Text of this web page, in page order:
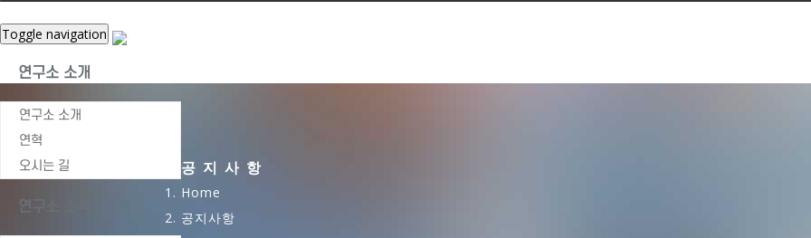
Toggle navigation
연구소 소개
연구소 소개
연혁
오시는 길
연구소 소식
공지사항
Home
공지사항